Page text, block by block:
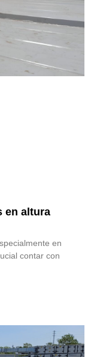
en altura
en
contar con